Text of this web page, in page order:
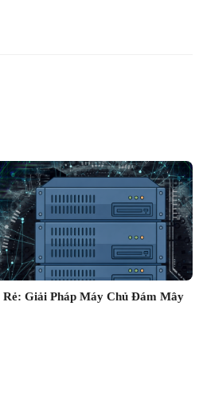
Giải Pháp Máy Chủ Đám Mây